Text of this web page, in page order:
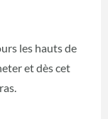
les hauts de
et dès cet